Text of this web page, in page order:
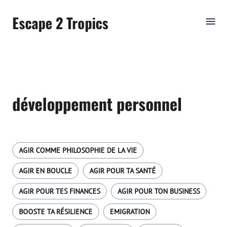
Escape 2 Tropics
développement personnel
AGIR COMME PHILOSOPHIE DE LA VIE
AGIR EN BOUCLE AGIR POUR TA SANTÉ
AGIR POUR TES FINANCES AGIR POUR TON BUSINESS
BOOSTE TA RÉSILIENCE EMIGRATION